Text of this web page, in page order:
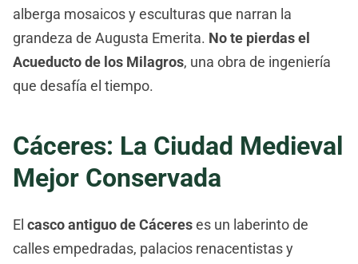
alberga mosaicos y esculturas que narran la
grandeza de Augusta Emerita. No te pierdas el
Acueducto de los Milagros, una obra de ingeniería
que desafía el tiempo.
Cáceres: La Ciudad Medieval
Mejor Conservada
El casco antiguo de Cácereses un laberinto de
calles empedradas, palacios renacentistas y